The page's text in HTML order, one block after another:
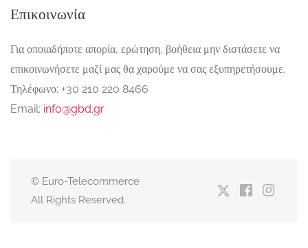
Επικοινωνία
Για οποιαδήποτε απορία, ερώτηση, βοήθεια μην διστάσετε να
επικοινωνήσετε μαζί μας θα χαρούμε να σας εξυπηρετήσουμε.
Τηλέφωνο: +30 210 220 8466
Email: info@gbd.gr
© Euro-Telecommerce
All Rights Reserved.